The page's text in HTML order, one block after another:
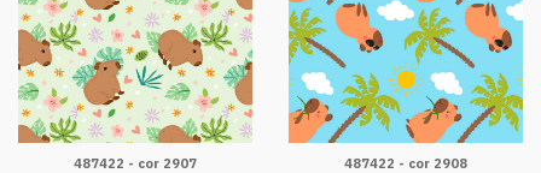
487422 - cor 2907 487422 - cor 2908